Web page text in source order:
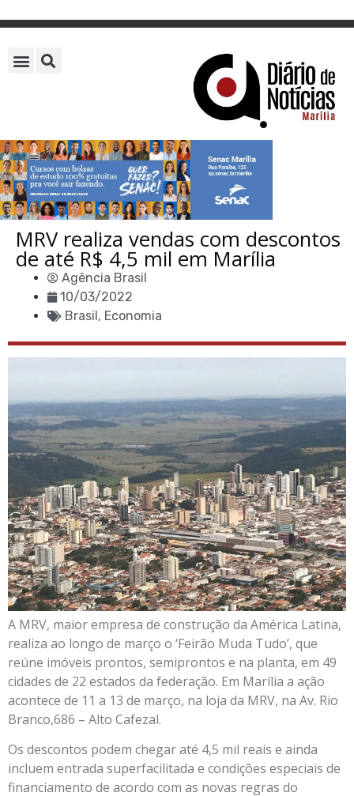
MRV realiza vendas com descontos
de até R$ 4,5 mil em Marília
Agência Brasil
10/03/2022
Brasil, Economia
A MRV, maior empresa de construção da América Latina,
realiza ao longo de março o ‘Feirão Muda Tudo’, que
reúne imóveis prontos, semiprontos e na planta, em 49
cidades de 22 estados da federação. Em Marília a ação
acontece de 11 a 13 de março, na loja da MRV, na Av. Rio
Branco,686 – Alto Cafezal.
Os descontos podem chegar até 4,5 mil reais e ainda
incluem entrada superfacilitada e condições especiais de
financiamento de acordo com as novas regras do